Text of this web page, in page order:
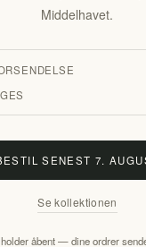
Middelhavet.
SENEST 7.
Se kollektionen
åbent — dine ordrer